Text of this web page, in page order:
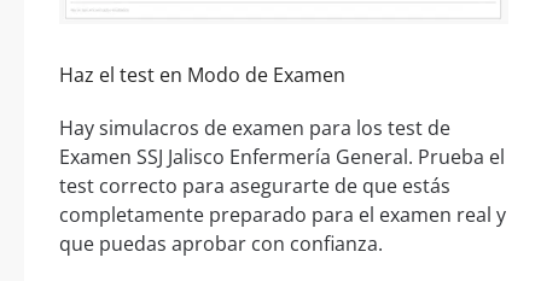
Haz el test en Modo de Examen
Hay simulacros de examen para los test de
Examen SSJ Jalisco Enfermería General. Prueba el
test correcto para asegurarte de que estás
completamente preparado para el examen real y
que puedas aprobar con confianza.